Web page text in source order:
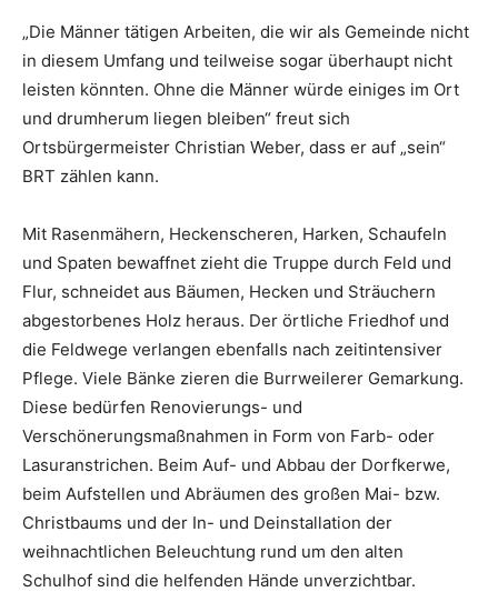
„Die Männer tätigen Arbeiten, die wir als Gemeinde nicht
in diesem Umfang und teilweise sogar überhaupt nicht
leisten könnten. Ohne die Männer würde einiges im Ort
und drumherum liegen bleiben“ freut sich
Ortsbürgermeister Christian Weber, dass er auf „sein“
BRT zählen kann.
Mit Rasenmähern, Heckenscheren, Harken, Schaufeln
und Spaten bewaffnet zieht die Truppe durch Feld und
Flur, schneidet aus Bäumen, Hecken und Sträuchern
abgestorbenes Holz heraus. Der örtliche Friedhof und
die Feldwege verlangen ebenfalls nach zeitintensiver
Pflege. Viele Bänke zieren die Burrweilerer Gemarkung.
Diese bedürfen Renovierungs- und
Verschönerungsmaßnahmen in Form von Farb- oder
Lasuranstrichen. Beim Auf- und Abbau der Dorfkerwe,
beim Aufstellen und Abräumen des großen Mai- bzw.
Christbaums und der In- und Deinstallation der
weihnachtlichen Beleuchtung rund um den alten
Schulhof sind die helfenden Hände unverzichtbar.